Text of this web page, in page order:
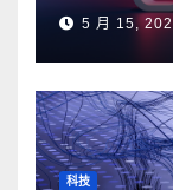
5 月 15,
科技